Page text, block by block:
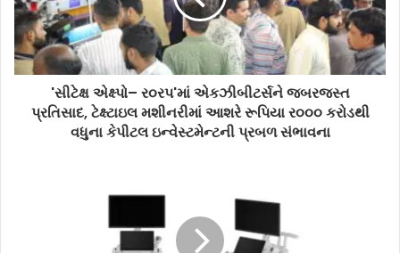
'સીટેક્ષ એક્ષ્પો– ર૦રપ'માં એકઝીબીટર્સને જબરજસ્ત
પ્રતિસાદ, ટેક્ષ્ટાઇલ મશીનરીમાં આશરે રૂપિયા ર૦૦૦ કરોડથી
વધુના કેપીટલ ઇન્વેસ્ટમેન્ટની પ્રબળ સંભાવના